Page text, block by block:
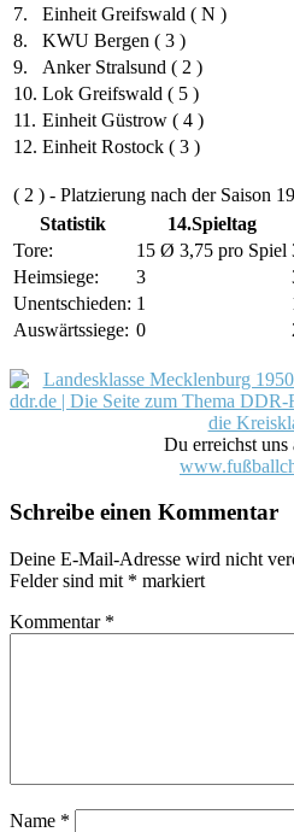
7.
Einheit Greifswald ( N )
8.
KWU Bergen ( 3 )
9.
Anker Stralsund ( 2 )
10. Lok Greifswald ( 5 )
11. Einheit Güstrow ( 4 )
12. Einheit Rostock ( 3 )
( 2 ) - Platzierung nach der Saison
Statistik
14.Spieltag
Tore:
15 Ø 3,75 pro Spiel
Heimsiege:
3
Unentschieden: 1
Auswärtssiege: 0
Du erreichst uns
Schreibe einen Kommentar
Deine E-Mail-Adresse wird nicht
Felder sind mit * markiert
Kommentar *
Name *